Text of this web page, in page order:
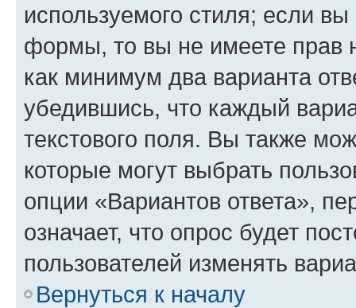
используемого стиля; если
формы, то вы не имеете прав
как минимум два варианта
убедившись, что каждый
текстового поля. Вы также
которые могут выбрать
опции «Вариантов ответа»,
означает, что опрос будет
пользователей изменять
Вернуться к началу